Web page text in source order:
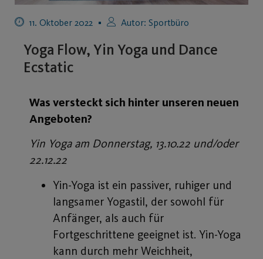
11. Oktober 2022 Autor: Sportbüro
Yoga Flow, Yin Yoga und Dance
Ecstatic
Was versteckt sich hinter unseren neuen
Angeboten?
Yin Yoga am Donnerstag, 13.10.22 und/oder
22.12.22
Yin-Yoga ist ein passiver, ruhiger und
langsamer Yogastil, der sowohl für
Anfänger, als auch für
Fortgeschrittene geeignet ist. Yin-Yoga
kann durch mehr Weichheit,